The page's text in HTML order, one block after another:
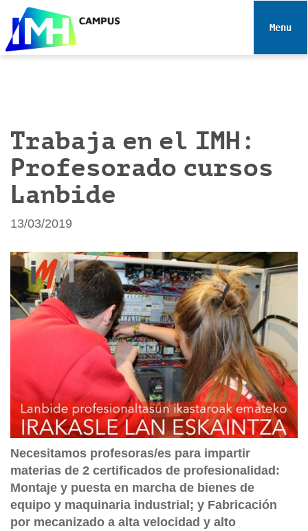
e
Toggle
Trabaja en el IMH:
Profesorado cursos
Lanbide
13/03/2019
Necesitamos profesoras/es para impartir
materias de 2 certificados de profesionalidad:
Montaje y puesta en marcha de bienes de
equipo y maquinaria industrial; y Fabricación
por mecanizado a alta velocidad y alto